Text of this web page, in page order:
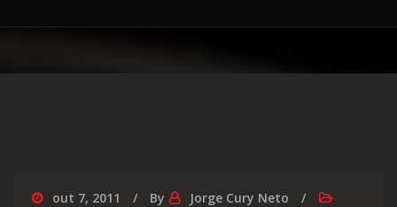
out 7, 2011 By
Jorge Cury Neto